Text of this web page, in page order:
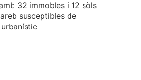
32 immobles i 12 sòls
susceptibles de